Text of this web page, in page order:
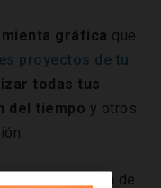
gráfica que
proyectos de tu
todas tus
del tiempo y otros
muestra la lista de